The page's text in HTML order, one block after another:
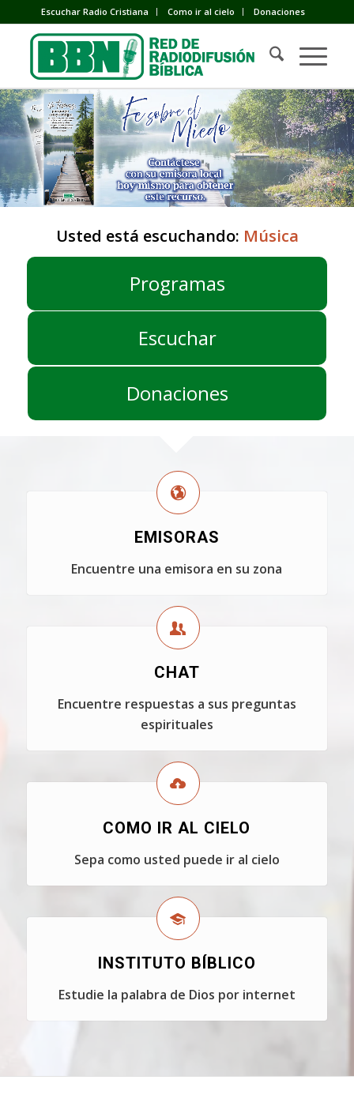
Escuchar Radio Cristiana Como ir al cielo Donaciones
Usted está escuchando: Música
Programas
Escuchar
Donaciones
EMISORAS
Encuentre una emisora en su zona
CHAT
Encuentre respuestas a sus preguntas
espirituales
COMO IR AL CIELO
Sepa como usted puede ir al cielo
INSTITUTO BÍBLICO
Estudie la palabra de Dios por internet